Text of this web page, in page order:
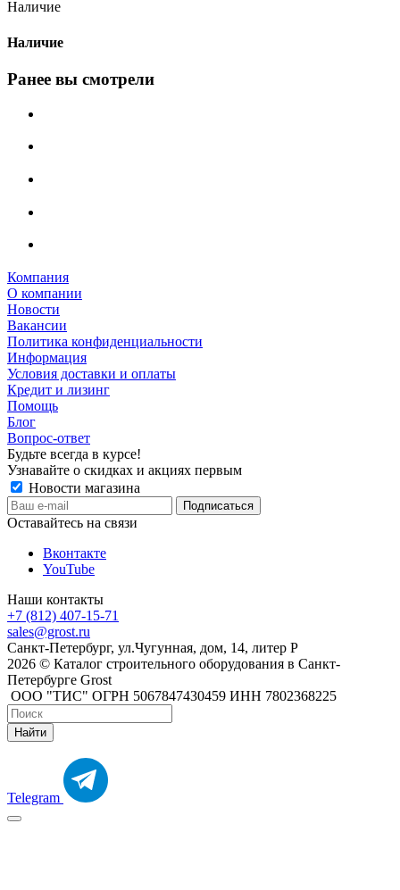
Наличие
Наличие
Ранее вы смотрели
Компания
О компании
Новости
Вакансии
Политика конфиденциальности
Информация
Условия доставки и оплаты
Кредит и лизинг
Помощь
Блог
Вопрос-ответ
Будьте всегда в курсе!
Узнавайте о скидках и акциях первым
Новости магазина
Оставайтесь на связи
Вконтакте
YouTube
Наши контакты
+7 (812) 407-15-71
sales@grost.ru
Санкт-Петербург, ул.Чугунная, дом, 14, литер Р
2026 © Каталог строительного оборудования в Санкт-
Петербурге Grost
ООО "ТИС" ОГРН 5067847430459 ИНН 7802368225
Найти
Telegram